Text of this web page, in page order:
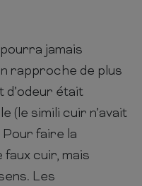
jamais
rapproche de plus
d’odeur était
(le simili cuir n’avait
Pour faire la
cuir, mais
Les